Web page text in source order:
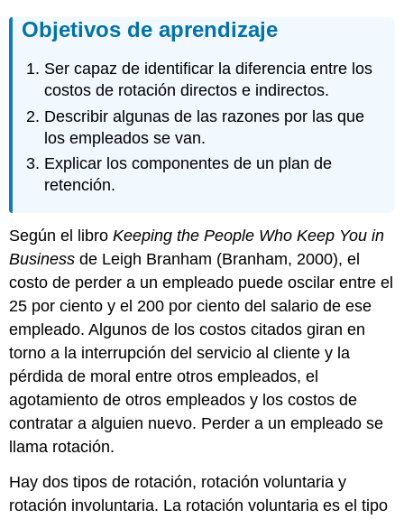
de
aprendizaje
Costos
de
rotación
Objetivos de aprendizaje
Ser capaz de identificar la diferencia entre los
costos de rotación directos e indirectos.
Describir algunas de las razones por las que
los empleados se van.
Explicar los componentes de un plan de
retención.
Según el libroKeeping the People Who Keep You in
Business de Leigh Branham (Branham, 2000), el
costo de perder a un empleado puede oscilar entre el
25 por ciento y el 200 por ciento del salario de ese
empleado. Algunos de los costos citados giran en
torno a la interrupción del servicio al cliente y la
pérdida de moral entre otros empleados, el
agotamiento de otros empleados y los costos de
contratar a alguien nuevo. Perder a un empleado se
llama rotación.
Hay dos tipos de rotación, rotación voluntaria y
rotación involuntaria. La rotación voluntaria es el tipo